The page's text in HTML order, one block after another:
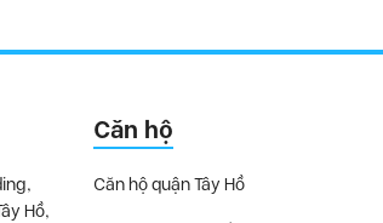
Hồ,
Căn hộ
Căn hộ quận Tây Hồ